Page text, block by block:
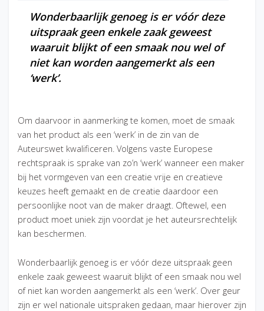
Wonderbaarlijk genoeg is er vóór deze
uitspraak geen enkele zaak geweest
waaruit blijkt of een smaak nou wel of
niet kan worden aangemerkt als een
‘werk’.
Om daarvoor in aanmerking te komen, moet de smaak
van het product als een ‘werk’ in de zin van de
Auteurswet kwalificeren. Volgens vaste Europese
rechtspraak is sprake van zo’n ‘werk’ wanneer een maker
bij het vormgeven van een creatie vrije en creatieve
keuzes heeft gemaakt en de creatie daardoor een
persoonlijke noot van de maker draagt. Oftewel, een
product moet uniek zijn voordat je het auteursrechtelijk
kan beschermen.
Wonderbaarlijk genoeg is er vóór deze uitspraak geen
enkele zaak geweest waaruit blijkt of een smaak nou wel
of niet kan worden aangemerkt als een ‘werk’. Over geur
zijn er wel nationale uitspraken gedaan, maar hierover zijn